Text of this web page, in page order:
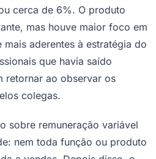
aderentes à estratégia do
que havia saído
retornar ao observar os
colegas.
sobre remuneração variável
a vendas. Depois disso, o
considerando fatores como